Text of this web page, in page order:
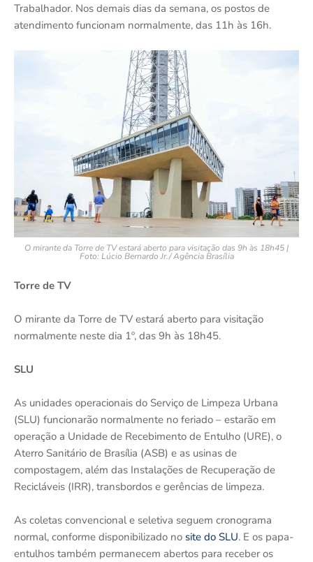
Trabalhador. Nos demais dias da semana, os postos de
atendimento funcionam normalmente, das 11h às 16h.
O mirante da Torre de TV estará aberto para visitação das 9h às 18h45 |
Foto: Lúcio Bernardo Jr./ Agência Brasília
Torre de TV
O mirante da Torre de TV estará aberto para visitação
normalmente neste dia 1º, das 9h às 18h45.
SLU
As unidades operacionais do Serviço de Limpeza Urbana
(SLU) funcionarão normalmente no feriado – estarão em
operação a Unidade de Recebimento de Entulho (URE), o
Aterro Sanitário de Brasília (ASB) e as usinas de
compostagem, além das Instalações de Recuperação de
Recicláveis (IRR), transbordos e gerências de limpeza.
As coletas convencional e seletiva seguem cronograma
normal, conforme disponibilizado no site do SLU. E os papa-
entulhos também permanecem abertos para receber os